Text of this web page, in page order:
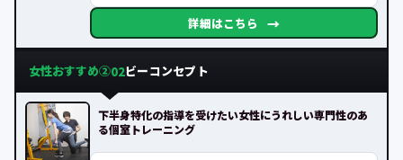
詳細はこちら →
女性おすすめ②02ビーコンセプト
下半身特化の指導を受けたい女性にうれしい専門性のあ
る個室トレーニング